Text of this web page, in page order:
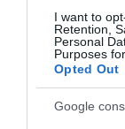
I want to
Retention,
Personal
Purposes
Opted Out
Google
Dip de
grillés
Proportions pour
Minutes Temps de